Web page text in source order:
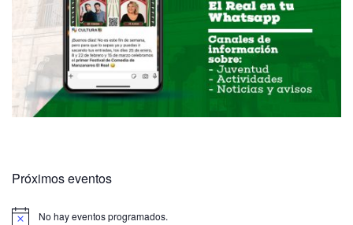
Próximos eventos
No hay eventos programados.